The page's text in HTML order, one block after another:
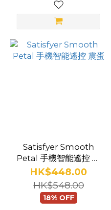
Satisfyer Smooth
Petal 手機智能遙控 震
蛋
HK$448.00
HK$548.00
18% OFF